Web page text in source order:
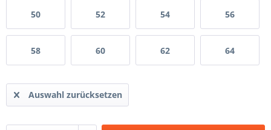
50 52 54 56
58 60 62 64
Auswahl zurücksetzen